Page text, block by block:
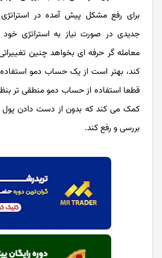
برای رفع مشکل پیش آمده در استراتژی
جدیدی در صورت نیاز به استراتژی
معامله گر حرفه ای بخواهد چنین
کند، بهتر است از یک حساب دمو
قطعا استفاده از حساب دمو منطقی تر
کمک می کند که بدون از دست دادن پول
بررسی و رفع کند.